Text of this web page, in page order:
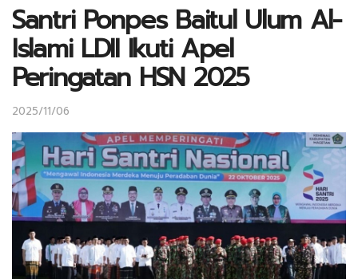
Santri Ponpes Baitul Ulum Al-
Islami LDII Ikuti Apel
Peringatan HSN 2025
2025/11/06